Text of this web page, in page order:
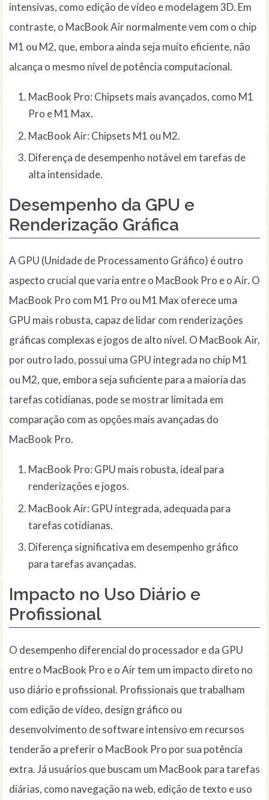
intensivas, como edição de vídeo e modelagem 3D. Em
contraste, o MacBook Air normalmente vem com o chip
M1 ou M2, que, embora ainda seja muito eficiente, não
alcança o mesmo nível de potência computacional.
MacBook Pro: Chipsets mais avançados, como M1
Pro e M1 Max.
MacBook Air: Chipsets M1 ou M2.
Diferença de desempenho notável em tarefas de
alta intensidade.
Desempenho da GPU e
Renderização Gráfica
A GPU (Unidade de Processamento Gráfico) é outro
aspecto crucial que varia entre o MacBook Pro e o Air. O
MacBook Pro com M1 Pro ou M1 Max oferece uma
GPU mais robusta, capaz de lidar com renderizações
gráficas complexas e jogos de alto nível. O MacBook Air,
por outro lado, possui uma GPU integrada no chip M1
ou M2, que, embora seja suficiente para a maioria das
tarefas cotidianas, pode se mostrar limitada em
comparação com as opções mais avançadas do
MacBook Pro.
MacBook Pro: GPU mais robusta, ideal para
renderizações e jogos.
MacBook Air: GPU integrada, adequada para
tarefas cotidianas.
Diferença significativa em desempenho gráfico
para tarefas avançadas.
Impacto no Uso Diário e
Profissional
O desempenho diferencial do processador e da GPU
entre o MacBook Pro e o Air tem um impacto direto no
uso diário e profissional. Profissionais que trabalham
com edição de vídeo, design gráfico ou
desenvolvimento de software intensivo em recursos
tenderão a preferir o MacBook Pro por sua potência
extra. Já usuários que buscam um MacBook para tarefas
diárias, como navegação na web, edição de texto e uso